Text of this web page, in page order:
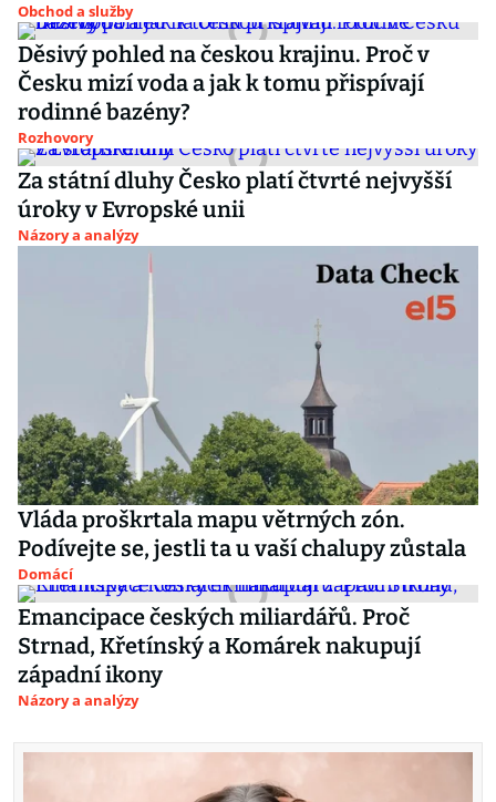
Obchod a služby
Děsivý pohled na českou krajinu. Proč v
Česku mizí voda a jak k tomu přispívají
rodinné bazény?
Rozhovory
Za státní dluhy Česko platí čtvrté nejvyšší
úroky v Evropské unii
Názory a analýzy
Vláda proškrtala mapu větrných zón.
Podívejte se, jestli ta u vaší chalupy zůstala
Domácí
Emancipace českých miliardářů. Proč
Strnad, Křetínský a Komárek nakupují
západní ikony
Názory a analýzy